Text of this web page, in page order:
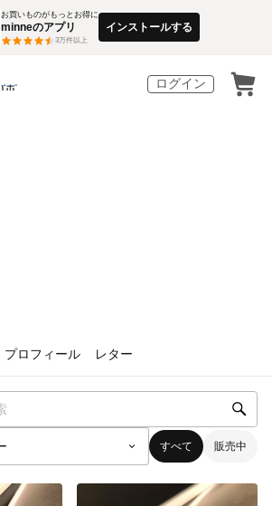
お買いものがもっとお得に
minneのアプリ
3万件以上
インストールする
ログイン
プロフィール レター
すべて 販売中